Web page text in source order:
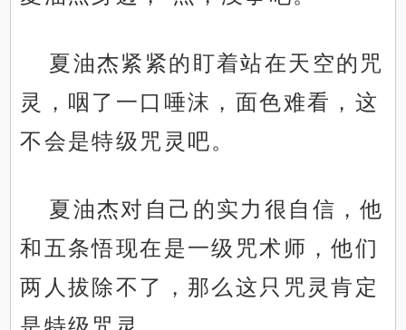
夏油杰紧紧的盯着站在天空的咒
灵，咽了一口唾沫，面色难看，这
不会是特级咒灵吧。
夏油杰对自己的实力很自信，他
和五条悟现在是一级咒术师，他们
两人拔除不了，那么这只咒灵肯定